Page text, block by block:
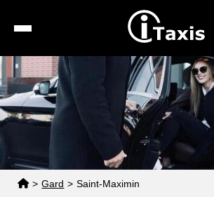
Recherche
Calcul de tarif
Taxis conventionnés
Espace pro
> Gard > Saint-Maximin